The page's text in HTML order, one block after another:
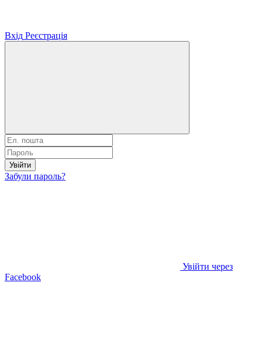
Вхід Реєстрація
Увійти
Забули пароль?
Увійти через
Facebook